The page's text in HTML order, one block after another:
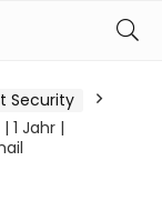
Security
1 Jahr |